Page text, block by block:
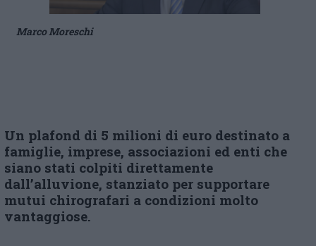
Marco Moreschi
Un plafond di 5 milioni di euro destinato a
famiglie, imprese, associazioni ed enti che
siano stati colpiti direttamente
dall’alluvione, stanziato per supportare
mutui chirografari a condizioni molto
vantaggiose.